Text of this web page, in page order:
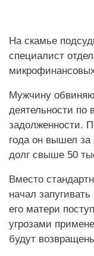
На скамье
специалист
Мужчину
деятельности по
задолженности.
года он вышел за
долг свыше 50
Вместо
начал
его матери
угрозами
будут